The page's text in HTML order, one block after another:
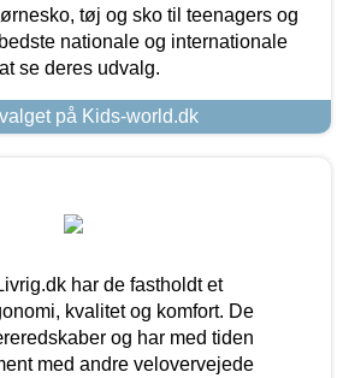
tøj og sko til teenagers og
nationale og internationale
se deres udvalg.
på Kids-world.dk
har de fastholdt et
kvalitet og komfort. De
og har med tiden
med andre velovervejede